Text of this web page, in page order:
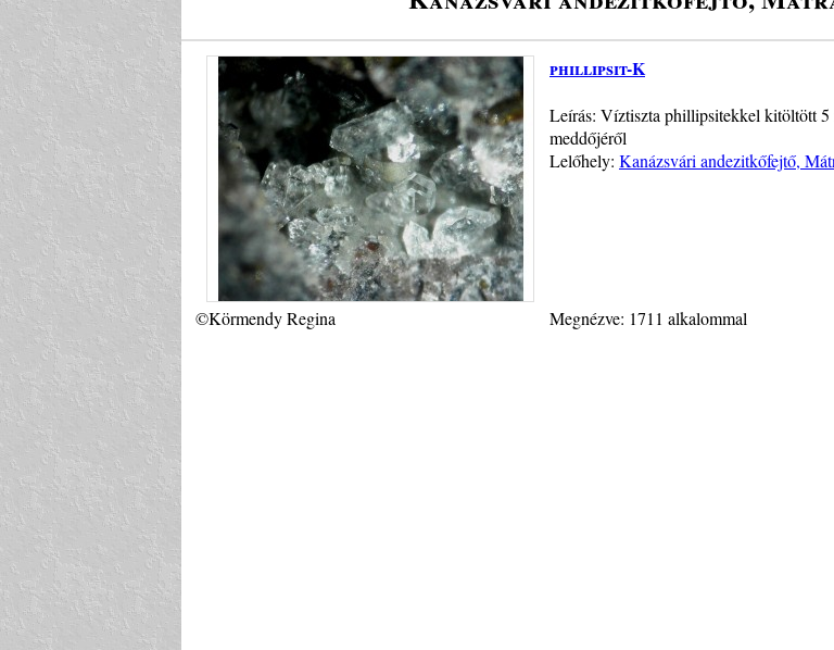
phillipsit-K
Leírás: Víztiszta phillipsitekkel kitöltött 5
meddőjéről
Lelőhely: Kanázsvári andezitkőfejtő,
©Körmendy Regina Megnézve: 1711 alkalommal